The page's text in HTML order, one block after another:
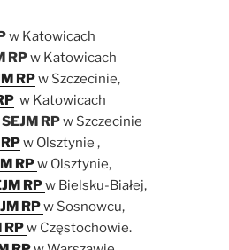
w Katowicach
RPw Katowicach
RPw Szczecinie,
w Katowicach
SEJM RPw Szczecinie
w Olsztynie ,
RPw Olsztynie,
RPw Bielsku-Białej,
RPw Sosnowcu,
RPw Częstochowie.